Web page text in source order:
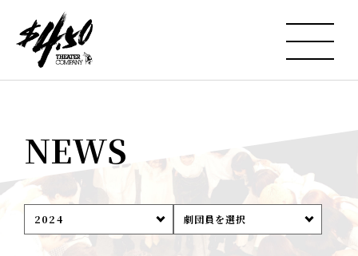
NEWS
2024 劇団員を選択